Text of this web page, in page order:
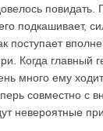
поступает
Когда
много ему
совместно с
невероятные